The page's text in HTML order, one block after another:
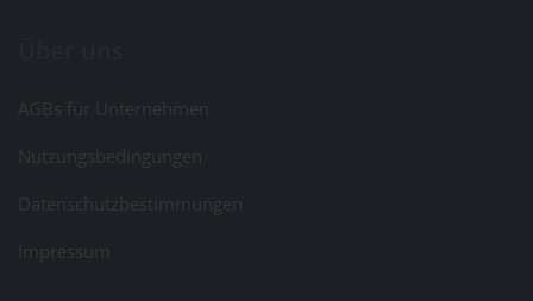
AGBs für Unternehmen
Nutzungsbedingungen
Datenschutzbestimmungen
Impressum